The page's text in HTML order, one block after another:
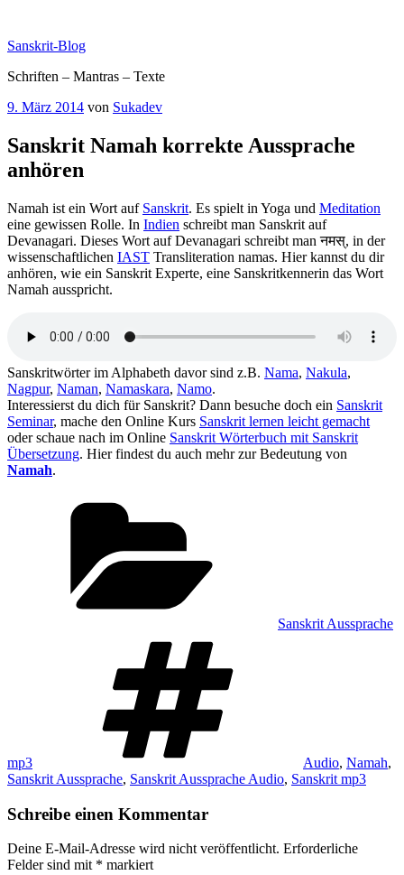
springen
Sanskrit-Blog
Schriften – Mantras – Texte
Veröffentlicht
9. März 2014 von Sukadev
Sanskrit Namah korrekte Aussprache
anhören
Namah ist ein Wort auf Sanskrit. Es spielt in Yoga und Meditation
eine gewissen Rolle. In Indien schreibt man Sanskrit auf
Devanagari. Dieses Wort auf Devanagari schreibt man नमस्, in der
wissenschaftlichen IAST Transliteration namas. Hier kannst du dir
anhören, wie ein Sanskrit Experte, eine Sanskritkennerin das Wort
Namah ausspricht.
Sanskritwörter im Alphabeth davor sind z.B. Nama, Nakula,
Nagpur, Naman, Namaskara, Namo.
Interessierst du dich für Sanskrit? Dann besuche doch ein Sanskrit
Seminar, mache den Online Kurs Sanskrit lernen leicht gemacht
oder schaue nach im Online Sanskrit Wörterbuch mit Sanskrit
Übersetzung. Hier findest du auch mehr zur Bedeutung von
Namah.
Sanskrit Aussprache
mp3 Audio, Namah,
Sanskrit Aussprache, Sanskrit Aussprache Audio, Sanskrit mp3
Schreibe einen Kommentar
Deine E-Mail-Adresse wird nicht veröffentlicht. Erforderliche
Felder sind mit * markiert